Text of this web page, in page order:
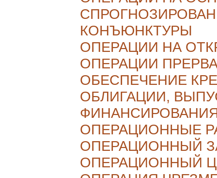
КОНЪЮНКТУРЫ
ОПЕРАЦИИ НА
ОПЕРАЦИИ
ОБЕСПЕЧЕНИЕ
ОБЛИГАЦИИ,
ОПЕРАЦИОННЫЕ
ОПЕРАЦИОННЫЙ
ОПЕРАЦИОННЫЙ